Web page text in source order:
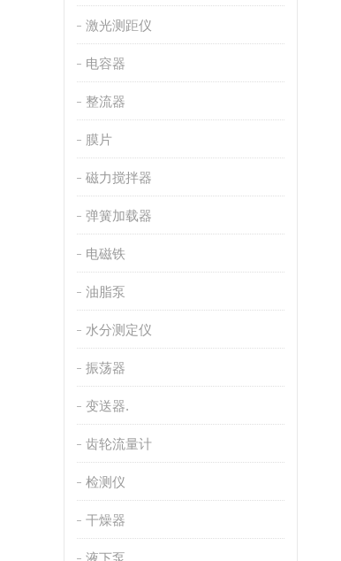
激光测距仪
电容器
整流器
膜片
磁力搅拌器
弹簧加载器
电磁铁
油脂泵
水分测定仪
振荡器
变送器.
齿轮流量计
检测仪
干燥器
液下泵